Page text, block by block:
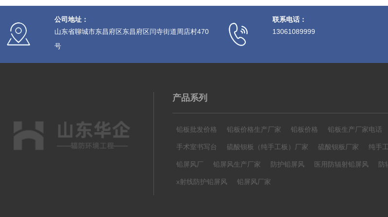
公司地址：
山东省聊城市东昌府区东昌府区闫寺街道周店村470
号
联系电话：
13061089999
产品系列
铅板批发价格 铅板价格生产厂家 铅板价格 铅板生产厂家电话
手术室书写台 硫酸钡板（纯手工板）厂家 硫酸钡板厂家 纯手
铅屏风厂 铅屏风生产厂家 防护铅屏风 医用防辐射铅屏风 防
x射线防护铅屏风 铅屏风厂家